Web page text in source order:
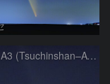
C/2023 A3 (Tsuchinshan–ATLAS)